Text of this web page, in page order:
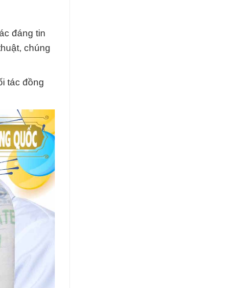
đáng tin
chúng
tác đồng